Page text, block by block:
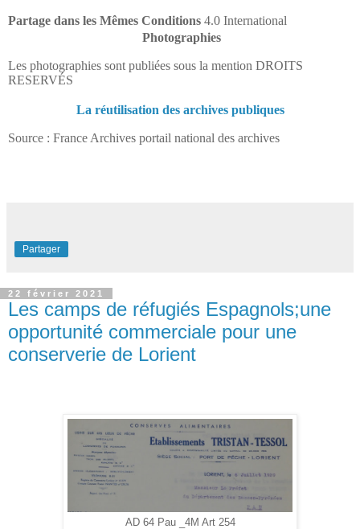
Partage dans les Mêmes Conditions 4.0 International
Photographies
Les photographies sont publiées sous la mention DROITS
RESERVÉS
La réutilisation des archives publiques
Source : France Archives portail national des archives
Partager
22 février 2021
Les camps de réfugiés Espagnols;une
opportunité commerciale pour une
conserverie de Lorient
AD 64 Pau _4M Art 254